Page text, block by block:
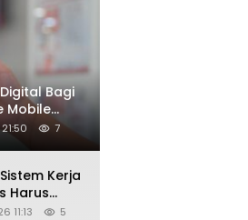
Bagi
Mobile
Sukses
7
Kerja
Harus
Setara
11:13 5